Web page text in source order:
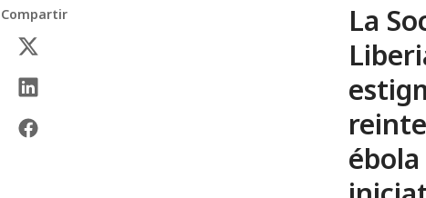
Compartir
La